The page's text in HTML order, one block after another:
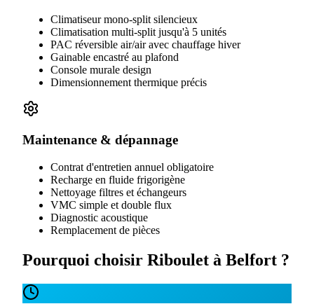
Climatiseur mono-split silencieux
Climatisation multi-split jusqu'à 5 unités
PAC réversible air/air avec chauffage hiver
Gainable encastré au plafond
Console murale design
Dimensionnement thermique précis
Maintenance & dépannage
Contrat d'entretien annuel obligatoire
Recharge en fluide frigorigène
Nettoyage filtres et échangeurs
VMC simple et double flux
Diagnostic acoustique
Remplacement de pièces
Pourquoi choisir Riboulet à Belfort ?